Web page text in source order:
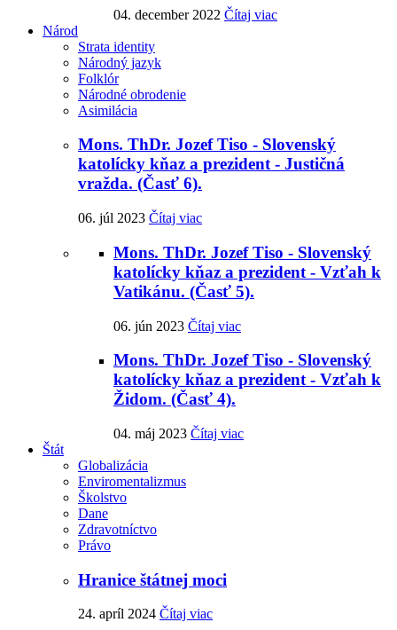
04. december 2022 Čítaj viac
Národ
Strata identity
Národný jazyk
Folklór
Národné obrodenie
Asimilácia
Mons. ThDr. Jozef Tiso - Slovenský
katolícky kňaz a prezident - Justičná
vražda. (Časť 6).
06. júl 2023 Čítaj viac
Mons. ThDr. Jozef Tiso - Slovenský
katolícky kňaz a prezident - Vzťah k
Vatikánu. (Časť 5).
06. jún 2023 Čítaj viac
Mons. ThDr. Jozef Tiso - Slovenský
katolícky kňaz a prezident - Vzťah k
Židom. (Časť 4).
04. máj 2023 Čítaj viac
Štát
Globalizácia
Enviromentalizmus
Školstvo
Dane
Zdravotníctvo
Právo
Hranice štátnej moci
24. apríl 2024 Čítaj viac